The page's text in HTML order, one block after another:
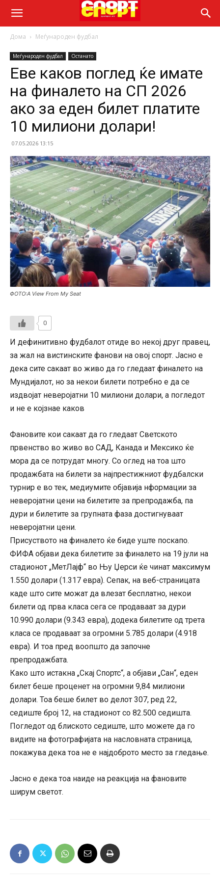
Дома Меѓународен фудбал
Меѓународен фудбал Останато
Еве каков поглед ќе имате
на финалето на СП 2026
ако за еден билет платите
10 милиони долари!
07.05.2026 13:15
ФОТО:A View From My Seat
0
И дефинитивно фудбалот отиде во некој друг правец,
за жал на вистинските фанови на овој спорт. Јасно е
дека сите сакаат во живо да го гледаат финалето на
Мундијалот, но за некои билети потребно е да се
издвојат неверојатни 10 милиони долари, а погледот
и не е којзнае каков
Фановите кои сакаат да го гледаат Светското
првенство во живо во САД, Канада и Мексико ќе
мора да се потрудат многу. Со оглед на тоа што
продажбата на билети за најпрестижниот фудбалски
турнир е во тек, медиумите објавија нформации за
неверојатни цени на билетите за препродажба, па
дури и билетите за групната фаза достигнуваат
неверојатни цени.
Присуството на финалето ќе биде уште поскапо.
ФИФА објави дека билетите за финалето на 19 јули на
стадионот „МетЛајф“ во Њу Џерси ќе чинат максимум
1.550 долари (1.317 евра). Сепак, на веб-страницата
каде што сите можат да влезат бесплатно, некои
билети од прва класа сега се продаваат за дури
10.990 долари (9.343 евра), додека билетите од трета
класа се продаваат за огромни 5.785 долари (4.918
евра). И тоа пред воопшто да започне
препродажбата.
Како што истакна „Скај Спортс“, а објави „Сан“, еден
билет беше проценет на огромни 9,84 милиони
долари. Тоа беше билет во делот 307, ред 22,
седиште број 12, на стадионот со 82.500 седишта.
Погледот од блиското седиште, што можете да го
видите на фотографијата на насловната страница,
покажува дека тоа не е најдоброто место за гледање.
Јасно е дека тоа наиде на реакција на фановите
ширум светот.